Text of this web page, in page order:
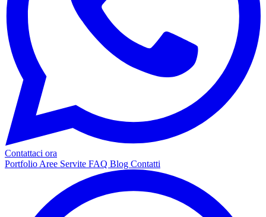
Contattaci ora
Portfolio Aree Servite FAQ Blog Contatti